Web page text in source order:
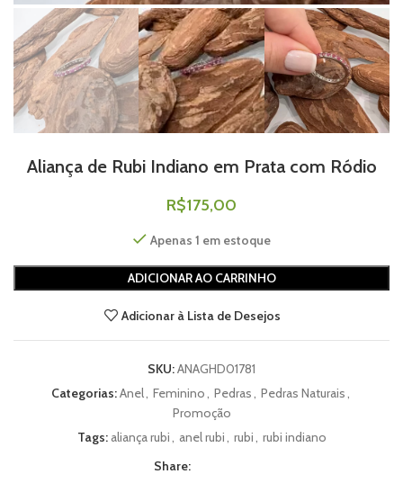
Aliança de Rubi Indiano em Prata com Ródio
R$175,00
Apenas 1 em estoque
ADICIONAR AO CARRINHO
Adicionar à Lista de Desejos
SKU:ANAGHD01781
Categorias:Anel, Feminino, Pedras, Pedras Naturais,
Promoção
Tags: aliança rubi, anel rubi, rubi, rubi indiano
Share: